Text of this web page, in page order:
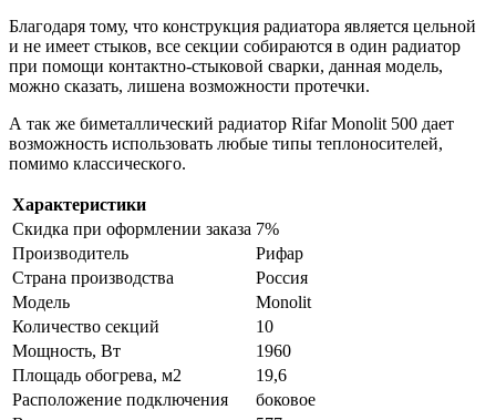
Благодаря тому, что конструкция радиатора является цельной
и не имеет стыков, все секции собираются в один радиатор
при помощи контактно-стыковой сварки, данная модель,
можно сказать, лишена возможности протечки.
А так же биметаллический радиатор Rifar Monolit 500 дает
возможность использовать любые типы теплоносителей,
помимо классического.
Характеристики
Скидка при оформлении заказа 7%
Производитель
Pифap
Страна производства
Poccия
Модель
Моnоlit
Количество секций
10
Мощность, Вт
1960
Площадь обогрева, м2
19,6
Расположение подключения
боковое